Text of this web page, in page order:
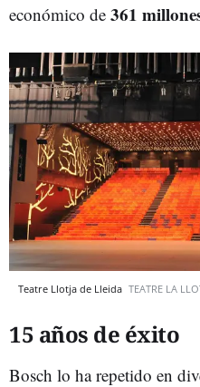
económico de 361
Teatre Llotja de Lleida TEATRE LA
15 años de éxito
Bosch lo ha repetido en